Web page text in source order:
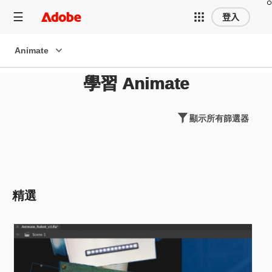
登入
Animate
學習 Animate
顯示所有篩選器
精選